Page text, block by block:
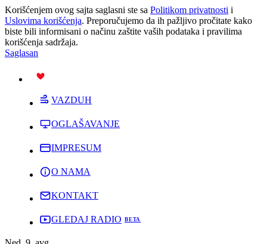
Korišćenjem ovog sajta saglasni ste sa Politikom privatnosti i
Uslovima korišćenja. Preporučujemo da ih pažljivo pročitate kako
biste bili informisani o načinu zaštite vaših podataka i pravilima
korišćenja sadržaja.
Saglasan
VAZDUH
OGLAŠAVANJE
IMPRESUM
O NAMA
KONTAKT
GLEDAJ RADIO